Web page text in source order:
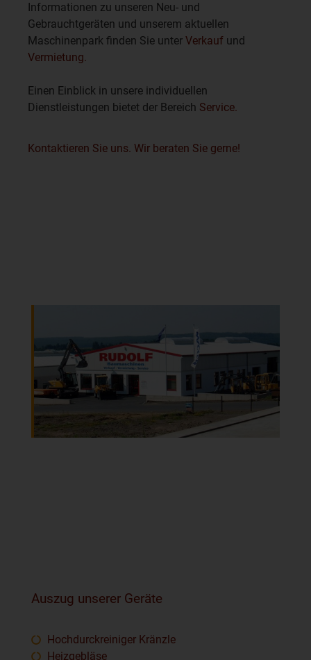
Informationen zu unseren Neu- und
Gebrauchtgeräten und unserem aktuellen
Maschinenpark finden Sie unter Verkauf und
Vermietung.
Einen Einblick in unsere individuellen
Dienstleistungen bietet der Bereich Service.
Kontaktieren Sie uns. Wir beraten Sie gerne!
Auszug unserer Geräte
Hochdurckreiniger Kränzle
Heizgebläse